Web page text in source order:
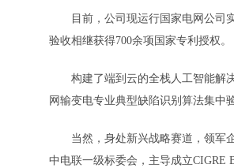
目前，公司现运行国家电网公司实
验收相继获得700余项国家专利授权。
构建了端到云的全栈人工智能解决
网输变电专业典型缺陷识别算法集中
当然，身处新兴战略赛道，领军企
中电联一级标委会，主导成立CIGRE